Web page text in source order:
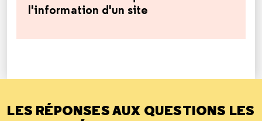
l'information d'un site
LES RÉPONSES AUX QUESTIONS LES